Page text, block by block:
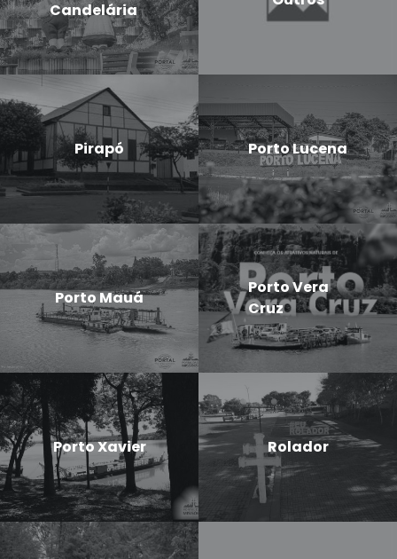
Candelária
Pirapó Porto Lucena
Porto Mauá
Porto Vera
Cruz
Porto Xavier Rolador